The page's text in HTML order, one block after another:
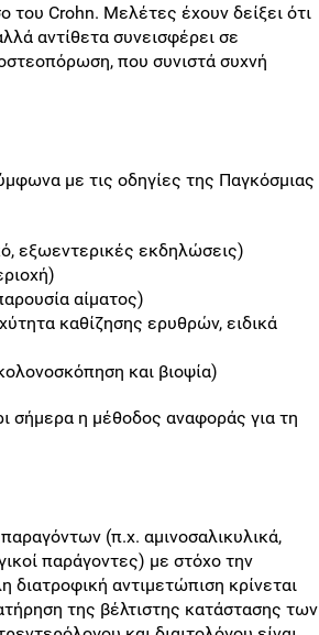
του Crohn. Μελέτες έχουν δείξει ότι
αντίθετα συνεισφέρει σε
που συνιστά συχνή
με τις οδηγίες της Παγκόσμιας
εξωεντερικές εκδηλώσεις)
αίματος)
καθίζησης ερυθρών, ειδικά
και βιοψία)
σήμερα η μέθοδος αναφοράς για τη
(π.χ. αμινοσαλικυλικά,
παράγοντες) με στόχο την
αντιμετώπιση κρίνεται
της βέλτιστης κατάστασης των